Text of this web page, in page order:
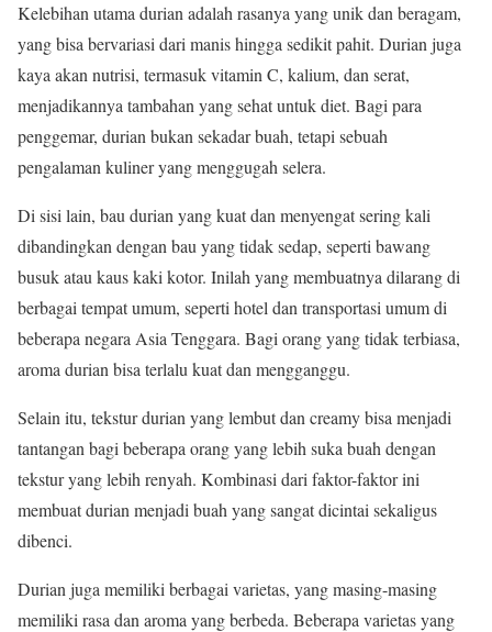
Kelebihan utama durian adalah rasanya yang unik dan beragam,
yang bisa bervariasi dari manis hingga sedikit pahit. Durian juga
kaya akan nutrisi, termasuk vitamin C, kalium, dan serat,
menjadikannya tambahan yang sehat untuk diet. Bagi para
penggemar, durian bukan sekadar buah, tetapi sebuah
pengalaman kuliner yang menggugah selera.
Di sisi lain, bau durian yang kuat dan menyengat sering kali
dibandingkan dengan bau yang tidak sedap, seperti bawang
busuk atau kaus kaki kotor. Inilah yang membuatnya dilarang di
berbagai tempat umum, seperti hotel dan transportasi umum di
beberapa negara Asia Tenggara. Bagi orang yang tidak terbiasa,
aroma durian bisa terlalu kuat dan mengganggu.
Selain itu, tekstur durian yang lembut dan creamy bisa menjadi
tantangan bagi beberapa orang yang lebih suka buah dengan
tekstur yang lebih renyah. Kombinasi dari faktor-faktor ini
membuat durian menjadi buah yang sangat dicintai sekaligus
dibenci.
Durian juga memiliki berbagai varietas, yang masing-masing
memiliki rasa dan aroma yang berbeda. Beberapa varietas yang